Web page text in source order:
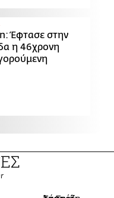
Έφτασε στην
η 46χρονη